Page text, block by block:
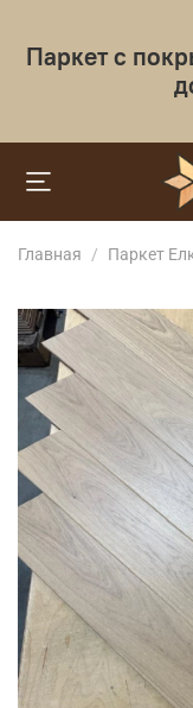
Паркет с
Главная Паркет